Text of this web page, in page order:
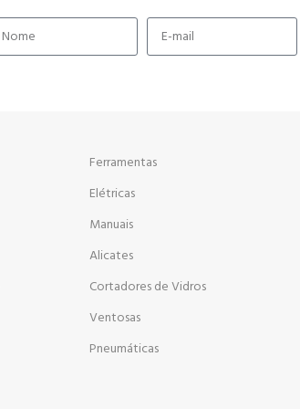
Ferramentas
Elétricas
Manuais
Alicates
Cortadores de Vidros
Ventosas
Pneumáticas